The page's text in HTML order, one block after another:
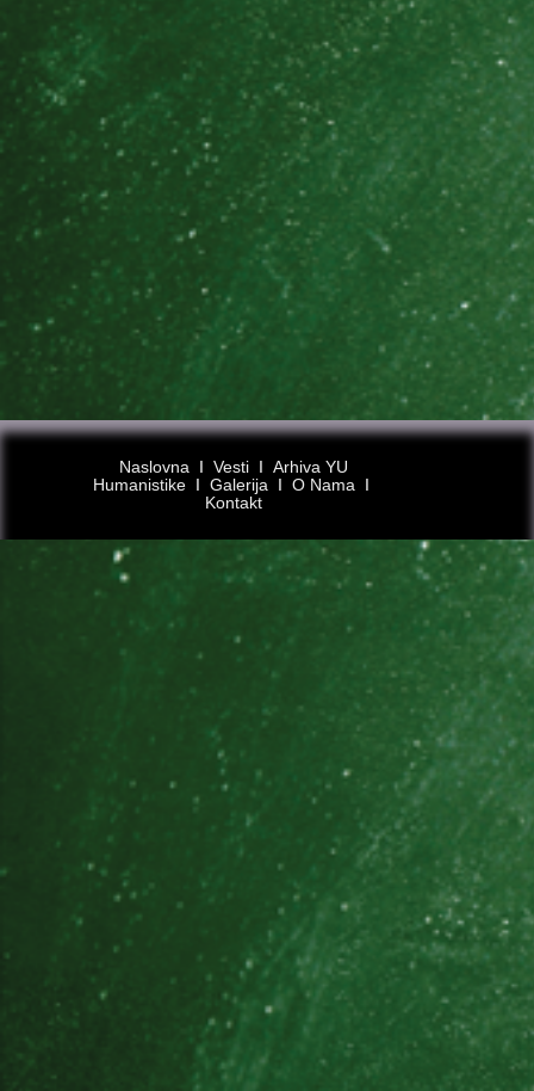
Naslovna Ι Vesti Ι Arhiva YU
Humanistike Ι Galerija Ι O Nama
Ι
Kontakt